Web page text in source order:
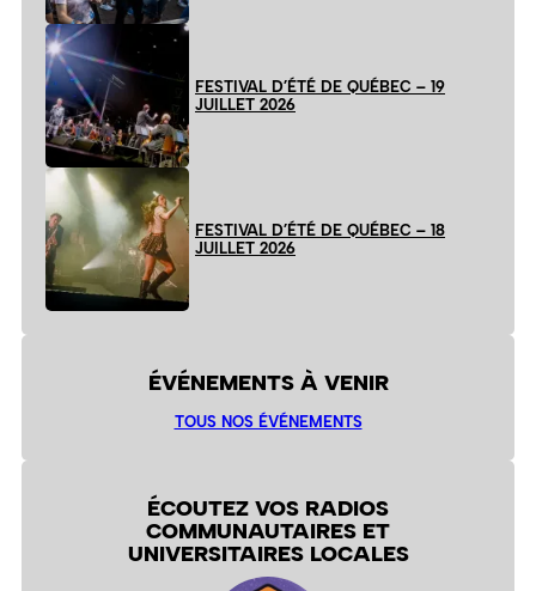
FESTIVAL D’ÉTÉ DE QUÉBEC – 19
JUILLET 2026
FESTIVAL D’ÉTÉ DE QUÉBEC – 18
JUILLET 2026
ÉVÉNEMENTS À VENIR
TOUS NOS ÉVÉNEMENTS
ÉCOUTEZ VOS RADIOS
COMMUNAUTAIRES ET
UNIVERSITAIRES LOCALES